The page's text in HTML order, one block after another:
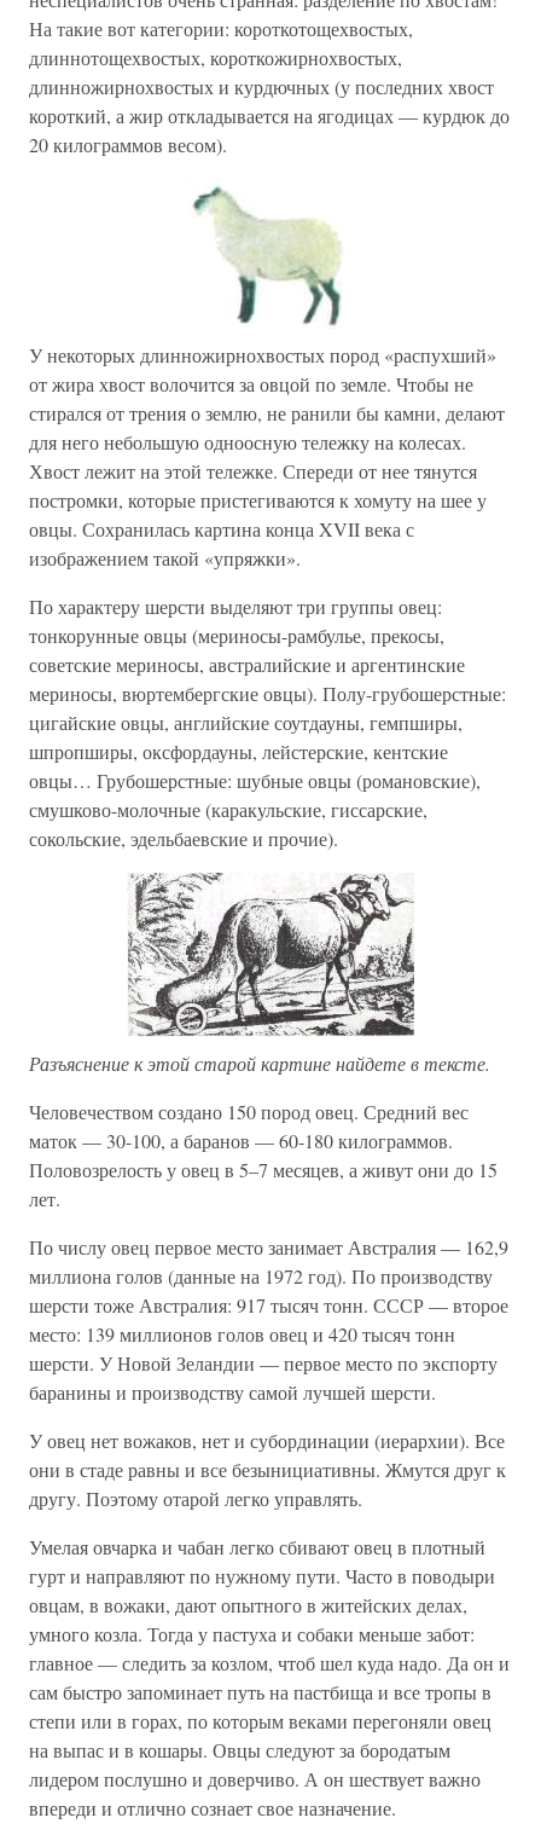
На такие вот категории: короткотощехвостых,
длиннотощехвостых, короткожирнохвостых,
длинножирнохвостых и курдючных (у последних хвост
короткий, а жир откладывается на ягодицах — курдюк до
20 килограммов весом).
У некоторых длинножирнохвостых пород «распухший»
от жира хвост волочится за овцой по земле. Чтобы не
стирался от трения о землю, не ранили бы камни, делают
для него небольшую одноосную тележку на колесах.
Хвост лежит на этой тележке. Спереди от нее тянутся
постромки, которые пристегиваются к хомуту на шее у
овцы. Сохранилась картина конца XVII века с
изображением такой «упряжки».
По характеру шерсти выделяют три группы овец:
тонкорунные овцы (мериносы-рамбулье, прекосы,
советские мериносы, австралийские и аргентинские
мериносы, вюртембергские овцы). Полу-грубошерстные:
цигайские овцы, английские соутдауны, гемпширы,
шпропширы, оксфордауны, лейстерские, кентские
овцы… Грубошерстные: шубные овцы (романовские),
смушково-молочные (каракульские, гиссарские,
сокольские, эдельбаевские и прочие).
Разъяснение к этой старой картине найдете в тексте.
Человечеством создано 150 пород овец. Средний вес
маток — 30-100, а баранов — 60-180 килограммов.
Половозрелость у овец в 5–7 месяцев, а живут они до 15
лет.
По числу овец первое место занимает Австралия — 162,9
миллиона голов (данные на 1972 год). По производству
шерсти тоже Австралия: 917 тысяч тонн. СССР — второе
место: 139 миллионов голов овец и 420 тысяч тонн
шерсти. У Новой Зеландии — первое место по экспорту
баранины и производству самой лучшей шерсти.
У овец нет вожаков, нет и субординации (иерархии). Все
они в стаде равны и все безынициативны. Жмутся друг к
другу. Поэтому отарой легко управлять.
Умелая овчарка и чабан легко сбивают овец в плотный
гурт и направляют по нужному пути. Часто в поводыри
овцам, в вожаки, дают опытного в житейских делах,
умного козла. Тогда у пастуха и собаки меньше забот:
главное — следить за козлом, чтоб шел куда надо. Да он и
сам быстро запоминает путь на пастбища и все тропы в
степи или в горах, по которым веками перегоняли овец
на выпас и в кошары. Овцы следуют за бородатым
лидером послушно и доверчиво. А он шествует важно
впереди и отлично сознает свое назначение.